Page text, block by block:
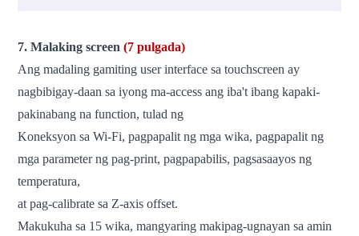
7. Malaking screen(7 pulgada)
Ang madaling gamiting user interface sa touchscreen ay
nagbibigay-daan sa iyong ma-access ang iba't ibang kapaki-
pakinabang na function, tulad ng
Koneksyon sa Wi-Fi, pagpapalit ng mga wika, pagpapalit ng
mga parameter ng pag-print, pagpapabilis, pagsasaayos ng
temperatura,
at pag-calibrate sa Z-axis offset.
Makukuha sa 15 wika, mangyaring makipag-ugnayan sa amin